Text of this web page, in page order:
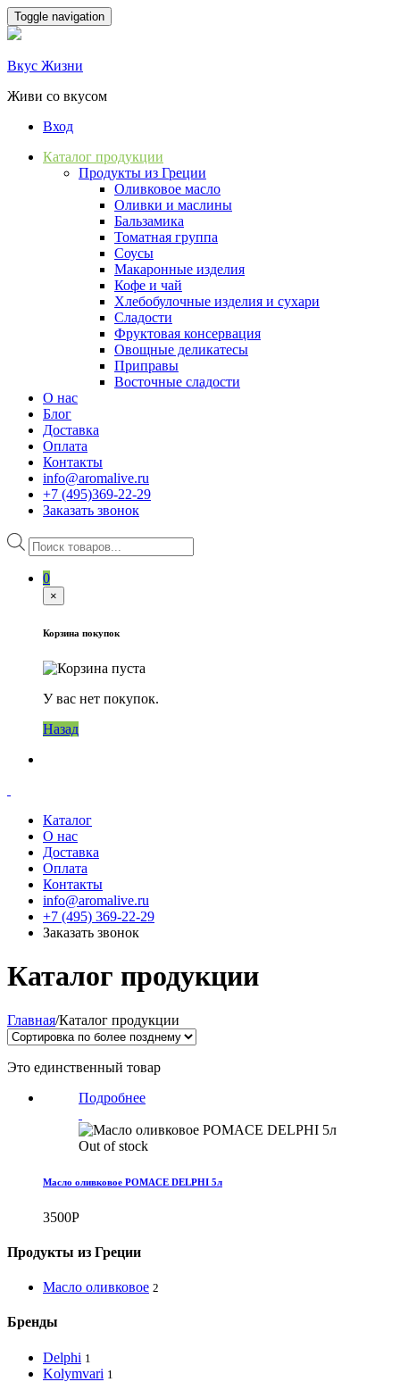
Skip
to
Toggle navigation
Вкус Жизни
Живи со вкусом
Вход
Каталог продукции
Продукты из Греции
Оливковое масло
Оливки и маслины
Бальзамика
Томатная группа
Соусы
Макаронные изделия
Кофе и чай
Хлебобулочные изделия и сухари
Сладости
Фруктовая консервация
Овощные деликатесы
Приправы
Восточные сладости
О нас
Блог
Доставка
Оплата
Контакты
info@aromalive.ru
+7 (495)369-22-29
Заказать звонок
Поиск
товаров
0
×
Корзина покупок
У вас нет покупок.
Назад
Каталог
О нас
Доставка
Оплата
Контакты
info@aromalive.ru
+7 (495) 369-22-29
Заказать звонок
Каталог продукции
Главная/Каталог продукции
Это единственный товар
Подробнее
Out of stock
Масло оливковое POMACE DELPHI 5л
3500Р
Продукты из Греции
Масло оливковое 2
Бренды
Delphi 1
Kolymvari 1